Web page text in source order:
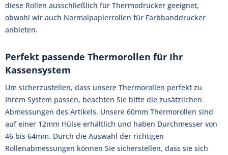
diese Rollen ausschließlich für Thermodrucker geeignet,
obwohl wir auch Normalpapierrollen für Farbbanddrucker
anbieten.
Perfekt passende Thermorollen für Ihr
Kassensystem
Um sicherzustellen, dass unsere Thermorollen perfekt zu
Ihrem System passen, beachten Sie bitte die zusätzlichen
Abmessungen des Artikels. Unsere 60mm Thermorollen sind
auf einer 12mm Hülse erhältlich und haben Durchmesser von
46 bis 64mm. Durch die Auswahl der richtigen
Rollenabmessungen können Sie sicherstellen, dass sie sich